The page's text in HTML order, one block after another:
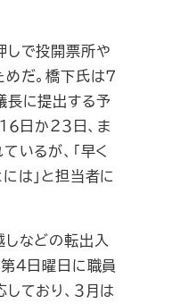
しで投開票所や
だ。橋下氏は７
長に提出する予
日か２３日、ま
いるが、「早く
は」と担当者に
しなどの転出入
４日曜日に職員
ており、３月は